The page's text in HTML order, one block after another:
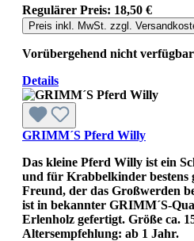
Regulärer Preis: 18,50 €
Preis inkl. MwSt. zzgl.
Vorübergehend nicht verfügbar
Details
GRIMM´S Pferd Willy
Das kleine Pferd Willy ist ein
und für Krabbelkinder bestens
Freund, der das Großwerden
ist in bekannter GRIMM´S-
Erlenholz gefertigt. Größe ca.
Altersempfehlung: ab 1 Jahr.